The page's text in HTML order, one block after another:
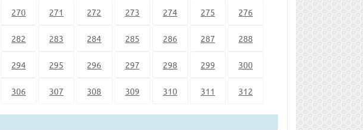
270 271 272 273 274 275 276
282 283 284 285 286 287 288
294 295 296 297 298 299 300
306 307 308 309 310 311 312